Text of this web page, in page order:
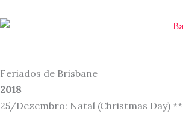
Feriados de Brisbane
2018
25/Dezembro: Natal (Christmas Day) **